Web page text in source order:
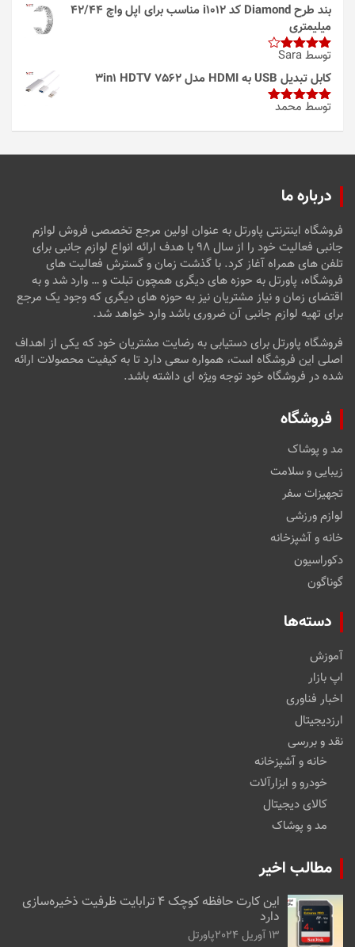
بند طرح Diamond کد i1012 مناسب برای اپل واچ 42/44
میلیمتری
امتیاز4
از 5
توسط Sara
کابل تبدیل USB به HDMI مدل 3in1 HDTV 7562
امتیاز5از
توسط محمد
درباره ما
فروشگاه اینترنتی پاورتل به عنوان اولین مرجع تخصصی فروش لوازم
جانبی فعالیت خود را از سال ۹۸ با هدف ارائه انواع لوازم جانبی برای
تلفن های همراه آغاز کرد. با گذشت زمان و گسترش فعالیت های
فروشگاه، پاورتل به حوزه های دیگری همچون تبلت و … وارد شد و به
اقتضای زمان و نیاز مشتریان نیز به حوزه های دیگری که وجود یک مرجع
برای تهیه لوازم جانبی آن ضروری باشد وارد خواهد شد.
فروشگاه پاورتل برای دستیابی به رضایت مشتریان خود که یکی از اهداف
اصلی این فروشگاه است، همواره سعی دارد تا به کیفیت محصولات ارائه
شده در فروشگاه خود توجه ویژه ای داشته باشد.
فروشگاه
مد و پوشاک
زیبایی و سلامت
تجهیزات سفر
لوازم ورزشی
خانه و آشپزخانه
دکوراسیون
گوناگون
دسته‌ها
آموزش
اپ بازار
اخبار فناوری
ارزدیجیتال
نقد و بررسی
خانه و آشپزخانه
خودرو و ابزارآلات
کالای دیجیتال
مد و پوشاک
مطالب اخیر
این کارت حافظه کوچک ۴ ترابایت ظرفیت ذخیره‌سازی
دارد
13 آوریل 2024 پاورتل